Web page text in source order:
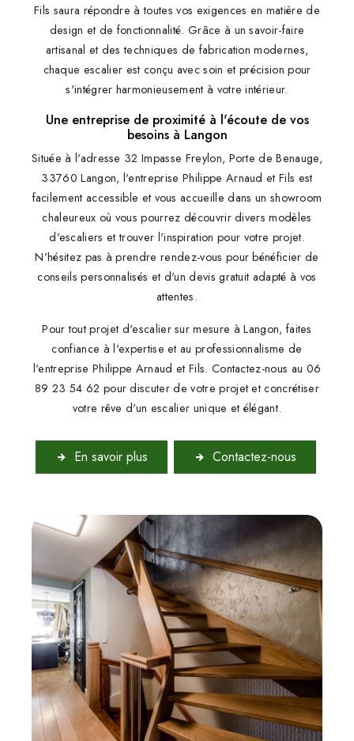
Fils saura répondre à toutes vos exigences en matière de
design et de fonctionnalité. Grâce à un savoir-faire
artisanal et des techniques de fabrication modernes,
chaque escalier est conçu avec soin et précision pour
s'intégrer harmonieusement à votre intérieur.
Une entreprise de proximité à l'écoute de vos
besoins à Langon
Située à l'adresse 32 Impasse Freylon, Porte de Benauge,
33760 Langon, l'entreprise Philippe Arnaud et Fils est
facilement accessible et vous accueille dans un showroom
chaleureux où vous pourrez découvrir divers modèles
d'escaliers et trouver l'inspiration pour votre projet.
N'hésitez pas à prendre rendez-vous pour bénéficier de
conseils personnalisés et d'un devis gratuit adapté à vos
attentes.
Pour tout projet d'escalier sur mesure à Langon, faites
confiance à l'expertise et au professionnalisme de
l'entreprise Philippe Arnaud et Fils. Contactez-nous au 06
89 23 54 62 pour discuter de votre projet et concrétiser
votre rêve d'un escalier unique et élégant.
En savoir plus Contactez-nous